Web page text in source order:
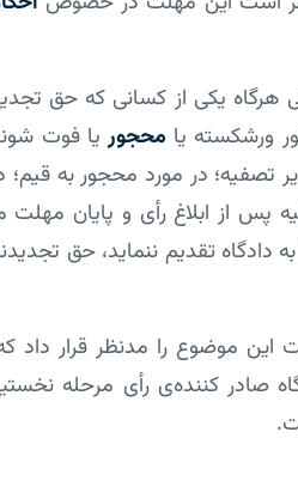
دادرسی مدنی هرگاه یکی از کسانی که
ورشکسته یا محجور یا فوت
تصفیه؛ در مورد محجور به
از ابلاغ رأی و پایان مهلت
تقدیم ننماید، حق
موضوع را مدنظر قرار داد
صادر کننده­‌ی رأی مرحله‌